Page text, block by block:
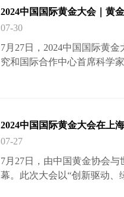
中心的建设。 论坛伊始，中
方致辞，表达了对与…
2024中国国际黄金大会｜黄
07-30
7月27日，2024中国国际黄
究和国际合作中心首席科学
绿色金融之水，切实助力中
副书记、纪委书记、副…
2024中国国际黄金大会在上
07-27
7月27日，由中国黄金协会
幕。此次大会以“创新驱动、